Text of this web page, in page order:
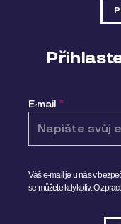
E-mail *
Váš e-mail je u nás v
se můžete kdykoliv.O